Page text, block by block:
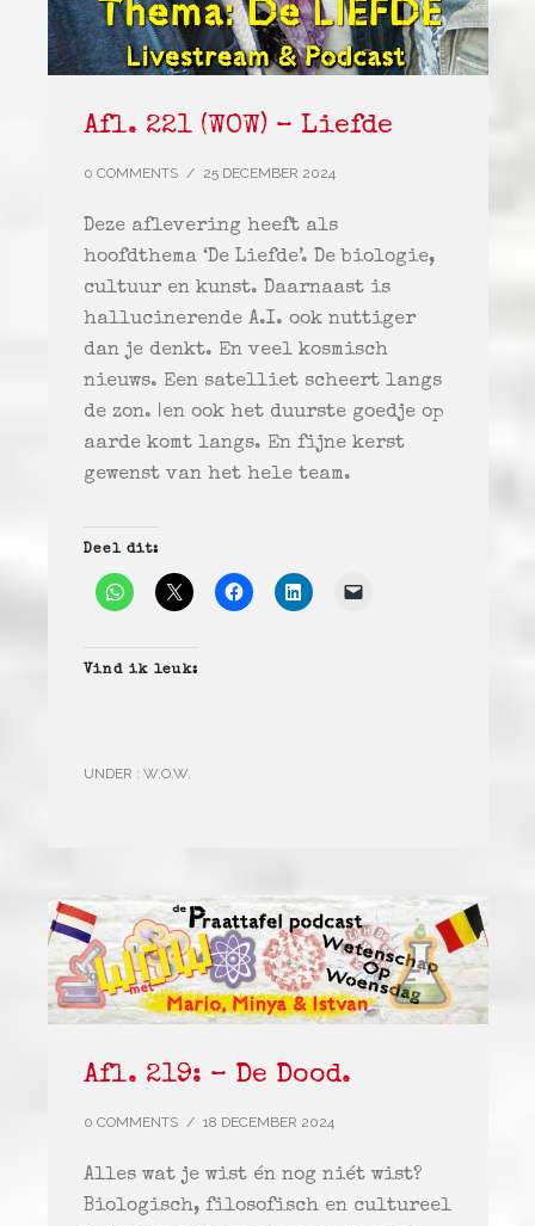
Afl. 221 (WOW) – Liefde
0 COMMENTS / 25 DECEMBER 2024
Deze aflevering heeft als
hoofdthema ‘De Liefde’. De biologie,
cultuur en kunst. Daarnaast is
hallucinerende A.I. ook nuttiger
dan je denkt. En veel kosmisch
nieuws. Een satelliet scheert langs
de zon. |en ook het duurste goedje op
aarde komt langs. En fijne kerst
gewenst van het hele team.
Deel dit:
Vind ik leuk:
UNDER : W.O.W.
Afl. 219: – De Dood.
0 COMMENTS / 18 DECEMBER 2024
Alles wat je wist én nog niét wist?
Biologisch, filosofisch en cultureel